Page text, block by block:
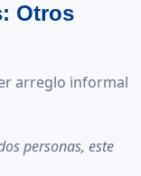
Otros
arreglo informal
personas, este